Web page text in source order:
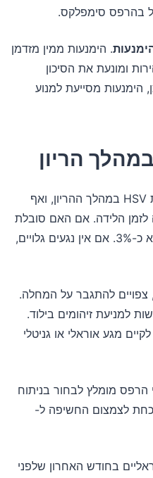
בהרפס סימפלקס.
. הימנעות ממין מזדמן
ומונעת את הסיכון
הימנעות מסייעת למנוע
הריון
תמיד קיים סיכון גבוה של העברת HSV במהלך ההריון, ואף
הלידה. אם האם סובלת
מ-HSV חוזר, הסיכון להעברה הוא כ-3%. אם אין נגעים גלויים,
צפויים להתגבר על המחלה.
למניעת זיהומים בילוד.
מגע אוראלי או גניטלי
הרפס מומלץ לבחור בניתוח
לצמצום החשיפה ל-
בחודש האחרון שלפני